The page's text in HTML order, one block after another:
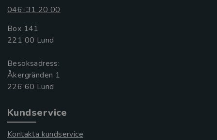
046-31 20 00
Box 141
221 00 Lund
Besöksadress:
Åkergränden 1
Kundservice
Kontakta kundservice